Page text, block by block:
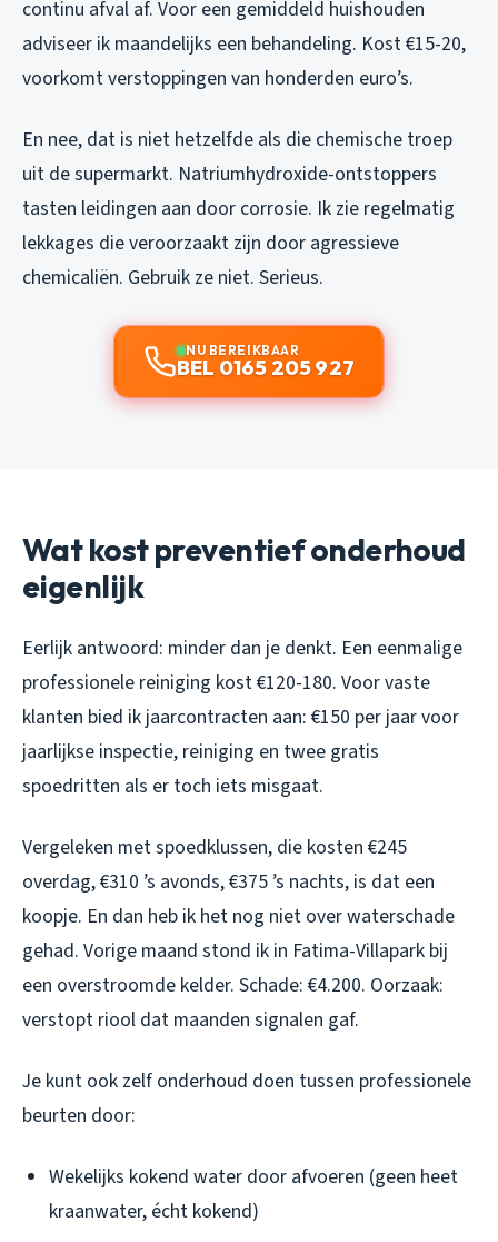
continu afval af. Voor een gemiddeld huishouden
adviseer ik maandelijks een behandeling. Kost €15-20,
voorkomt verstoppingen van honderden euro’s.
En nee, dat is niet hetzelfde als die chemische troep
uit de supermarkt. Natriumhydroxide-ontstoppers
tasten leidingen aan door corrosie. Ik zie regelmatig
lekkages die veroorzaakt zijn door agressieve
chemicaliën. Gebruik ze niet. Serieus.
NU BEREIKBAAR
BEL 0165 205 927
Wat kost preventief onderhoud
eigenlijk
Eerlijk antwoord: minder dan je denkt. Een eenmalige
professionele reiniging kost €120-180. Voor vaste
klanten bied ik jaarcontracten aan: €150 per jaar voor
jaarlijkse inspectie, reiniging en twee gratis
spoedritten als er toch iets misgaat.
Vergeleken met spoedklussen, die kosten €245
overdag, €310 ’s avonds, €375 ’s nachts, is dat een
koopje. En dan heb ik het nog niet over waterschade
gehad. Vorige maand stond ik in Fatima-Villapark bij
een overstroomde kelder. Schade: €4.200. Oorzaak:
verstopt riool dat maanden signalen gaf.
Je kunt ook zelf onderhoud doen tussen professionele
beurten door:
Wekelijks kokend water door afvoeren (geen heet
kraanwater, écht kokend)